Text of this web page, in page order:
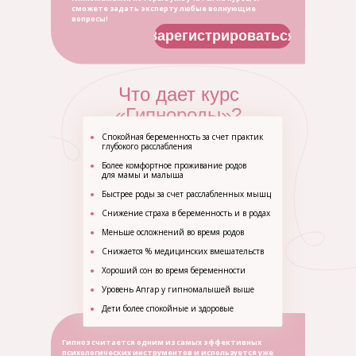
сможете задать эксперту любые волнующие
вопросы!
Зарегистрироваться
Спокойная беременность за счет практик
глубокого расслабления
Более комфортное проживание родов
для мамы и малыша
Быстрее роды за счет расслабленных мышц
Снижение страха в беременность и в родах
Меньше осложнений во время родов
Снижается % медицинских вмешательств
Хороший сон во время беременности
Уровень Апгар у гипномалышей выше
Дети более спокойные и здоровые
●
●
●
●
●
●
●
●
●
Что дает курс
«Гипнороды»?
Гипноз считается одним из самых эффективных
психологических инструментов и используется уже